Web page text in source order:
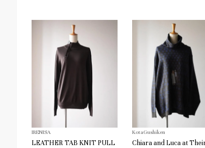
IRENISA
LEATHER TAB KNIT PULL
KotaGushiken
Chiara and Luca at